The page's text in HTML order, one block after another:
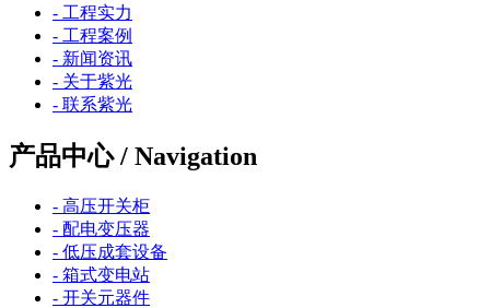
- 工程实力
- 工程案例
- 新闻资讯
- 关于紫光
- 联系紫光
产品中心/ Navigation
- 高压开关柜
- 配电变压器
- 低压成套设备
- 箱式变电站
- 开关元器件